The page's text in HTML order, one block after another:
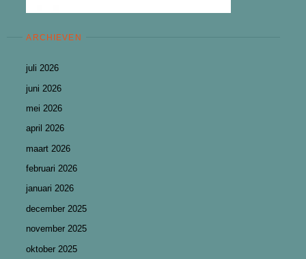
ARCHIEVEN
juli 2026
juni 2026
mei 2026
april 2026
maart 2026
februari 2026
januari 2026
december 2025
november 2025
oktober 2025